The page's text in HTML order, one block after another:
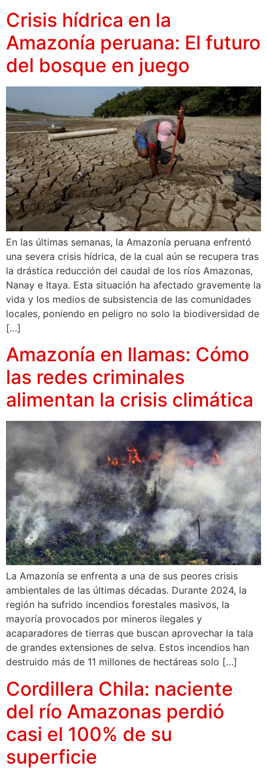
Crisis hídrica en la
Amazonía peruana: El futuro
del bosque en juego
En las últimas semanas, la Amazonía peruana enfrentó
una severa crisis hídrica, de la cual aún se recupera tras
la drástica reducción del caudal de los ríos Amazonas,
Nanay e Itaya. Esta situación ha afectado gravemente la
vida y los medios de subsistencia de las comunidades
locales, poniendo en peligro no solo la biodiversidad de
[…]
Amazonía en llamas: Cómo
las redes criminales
alimentan la crisis climática
La Amazonía se enfrenta a una de sus peores crisis
ambientales de las últimas décadas. Durante 2024, la
región ha sufrido incendios forestales masivos, la
mayoría provocados por mineros ilegales y
acaparadores de tierras que buscan aprovechar la tala
de grandes extensiones de selva. Estos incendios han
destruido más de 11 millones de hectáreas solo […]
Cordillera Chila: naciente
del río Amazonas perdió
casi el 100% de su
superficie